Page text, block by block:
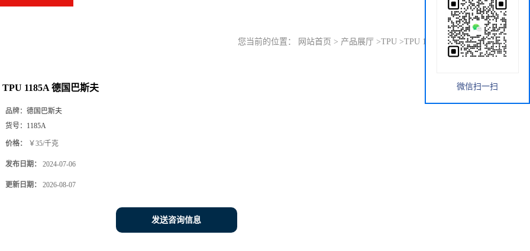
您当前的位置： 网站首页 > 产品展厅 >TPU >TPU 1185A 德国巴斯夫
TPU 1185A 德国巴斯夫
品牌： 德国巴斯夫
货号： 1185A
价格： ￥35/千克
发布日期： 2024-07-06
更新日期： 2026-08-07
发送咨询信息
微信扫一扫